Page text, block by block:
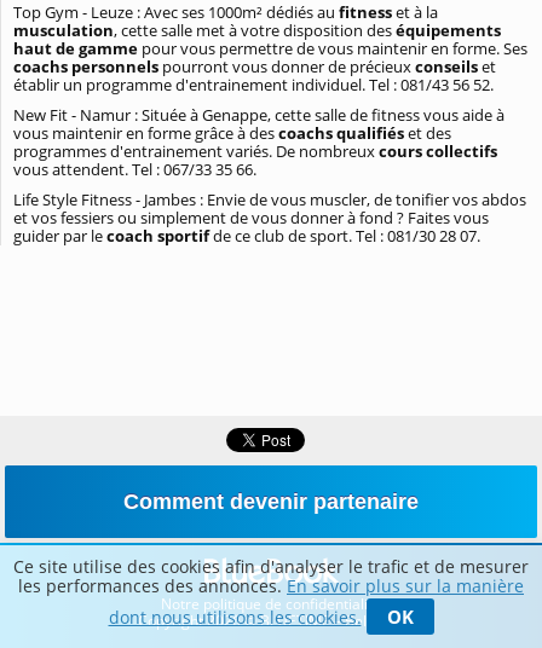
Top Gym - Leuze : Avec ses 1000m² dédiés au fitnesset à la
musculation, cette salle met à votre disposition deséquipements
haut de gamme pour vous permettre de vous maintenir en forme. Ses
coachs personnels pourront vous donner de précieuxconseilset
établir un programme d'entrainement individuel. Tel : 081/43 56 52.
New Fit - Namur : Située à Genappe, cette salle de fitness vous aide à
vous maintenir en forme grâce à descoachs qualifiéset des
programmes d'entrainement variés. De nombreuxcours collectifs
vous attendent. Tel : 067/33 35 66.
Life Style Fitness - Jambes : Envie de vous muscler, de tonifier vos abdos
et vos fessiers ou simplement de vous donner à fond ? Faites vous
guider par lecoach sportifde ce club de sport. Tel : 081/30 28 07.
Comment devenir partenaire
Notre politique de confidentialité
Copyright 2026 © BLUETIME – Belgique
Ce site utilise des cookies afin d'analyser le trafic et de mesurer
les performances des annonces.En savoir plus sur la manière
dont nous utilisons les cookies.
OK